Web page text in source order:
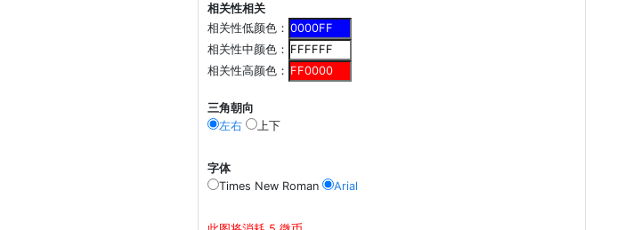
相关性相关
相关性低颜色：
相关性中颜色：
相关性高颜色：
三角朝向
左右
上下
字体
Times New Roman
Arial